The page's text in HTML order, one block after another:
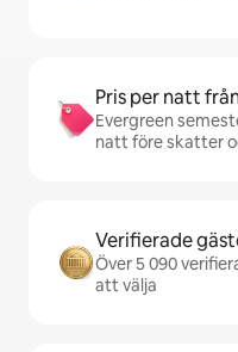
Pris per natt
Evergreen
natt före skatter
Verifierade
Över 5 090
att välja